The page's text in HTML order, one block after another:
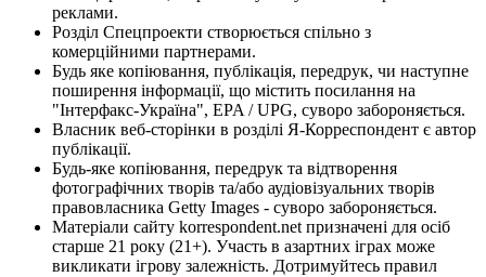
реклами.
Розділ Спецпроекти створюється спільно з
комерційними партнерами.
Будь яке копіювання, публікація, передрук, чи наступне
поширення інформації, що містить посилання на
"Інтерфакс-Україна", EPA / UPG, суворо забороняється.
Власник веб-сторінки в розділі Я-Корреспондент є автор
публікації.
Будь-яке копіювання, передрук та відтворення
фотографічних творів та/або аудіовізуальних творів
правовласника Getty Images - суворо забороняється.
Матеріали сайту korrespondent.net призначені для осіб
старше 21 року (21+). Участь в азартних іграх може
викликати ігрову залежність. Дотримуйтесь правил